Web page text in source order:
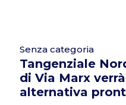
Senza categoria
Tangenziale
di Via Marx
alternativa